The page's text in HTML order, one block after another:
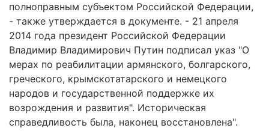
полноправным субъектом Российской Федерации,
- также утверждается в документе. - 21 апреля
2014 года президент Российской Федерации
Владимир Владимирович Путин подписал указ "О
мерах по реабилитации армянского, болгарского,
греческого, крымскотатарского и немецкого
народов и государственной поддержке их
возрождения и развития". Историческая
справедливость была, наконец восстановлена".